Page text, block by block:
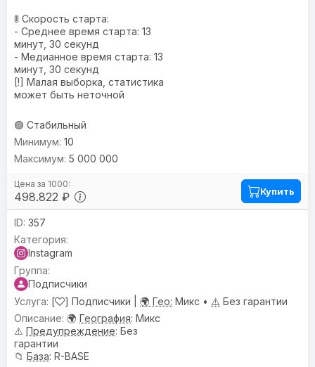
🚦 Скорость старта:
- Среднее время старта: 13
минут, 30 секунд
- Медианное время старта: 13
минут, 30 секунд
[!] Малая выборка, статистика
может быть неточной
🟢 Стабильный
498.822 ₽
10
5 000 000
Купить
357
Instagram
Подписчики
[
] Подписчики | 🌍 Гео: Микс • ⚠️ Без гарантии
🌍 География: Микс
⚠️ Предупреждениe: Без
гарантии
📁 База: R-BASE